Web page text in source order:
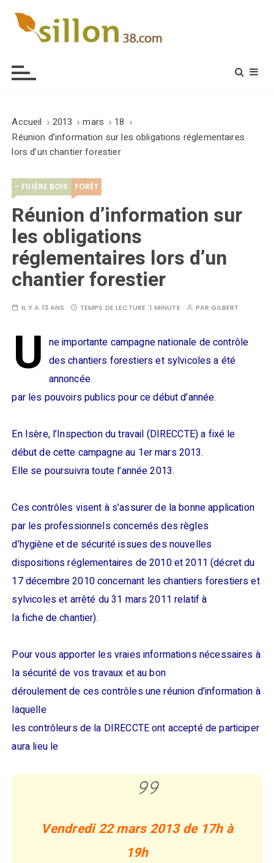
Accueil 2013 mars
18
Réunion d’information sur les obligations réglementaires
lors d’un chantier forestier
- FILIÈRE BOIS FORÊT
Réunion d’information sur
les obligations
réglementaires lors d’un
chantier forestier
IL Y A 13 ANS TEMPS DE LECTURE :1 MINUTE PARGILBERT
U ne importante campagne nationale de contrôle
des chantiers forestiers et sylvicoles a été
annoncée
par les pouvoirs publics pour ce début d’année.
En Isère, l’Inspection du travail (DIRECCTE) a fixé le
début de cette campagne au 1er mars 2013.
Elle se poursuivra toute l’année 2013.
Ces contrôles visent à s’assurer de la bonne application
par les professionnels concernés des règles
d’hygiène et de sécurité issues des nouvelles
dispositions réglementaires de 2010 et 2011 (décret du
17 décembre 2010 concernant les chantiers forestiers et
sylvicoles et arrêté du 31 mars 2011 relatif à
la fiche de chantier).
Pour vous apporter les vraies informations nécessaires à
la sécurité de vos travaux et au bon
déroulement de ces contrôles une réunion d’information à
laquelle
les contrôleurs de la DIRECCTE ont accepté de participer
aura lieu le
Vendredi 22 mars 2013 de 17h à
19h